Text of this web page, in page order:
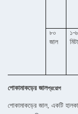
৮০
জাল
১-৬
পোকামাকড়ের জালপ্রয়োগ
পোকামাকড়ের জাল, একটি